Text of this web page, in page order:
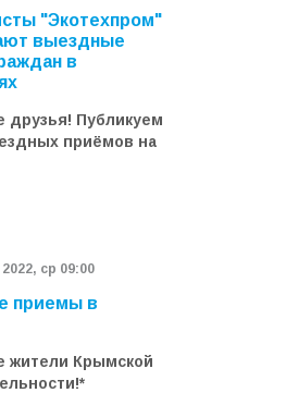
"Экотехпром"
выездные
в
друзья! Публикуем
приёмов на
ср 09:00
приемы в
жители Крымской